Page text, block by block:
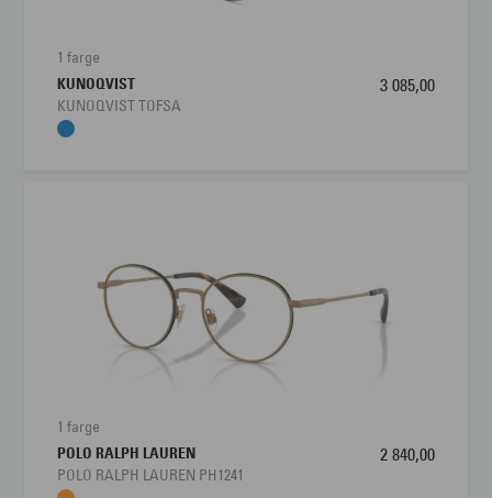
1 farge
KUNOQVIST
KUNOQVIST TOFSA
3 085,00
1 farge
POLO RALPH LAUREN
POLO RALPH LAUREN PH1241
2 840,00